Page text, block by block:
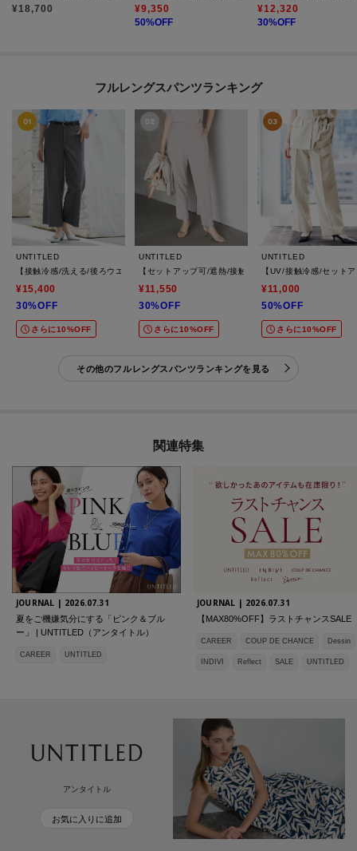
¥18,700 ¥9,350
50%OFF
¥12,320
30%OFF
フルレングスパンツランキング
UNTITLED
【接触冷感/洗える/後ろウエストゴム】オックスワイドパンツ
¥15,400
30%OFF
さらに10%OFF
UNTITLED
【セットアップ可/遮熱/接触冷感】リラクシーテーパー
¥11,550
30%OFF
さらに10%OFF
UNTITLED
【UV/接触冷感/セット
¥11,000
50%OFF
さらに10%OFF
その他のフルレングスパンツランキングを見る
関連特集
JOURNAL | 2026.07.31
夏をご機嫌気分にする「ピンク＆ブル
ー」 | UNTITLED（アンタイトル）
CAREER UNTITLED
JOURNAL | 2026.07.31
【MAX80%OFF】ラストチャンスSALE
CAREER COUP DE CHANCE Dessin
INDIVI Reflect SALE UNTITLED
アンタイトル
お気に入りに追加